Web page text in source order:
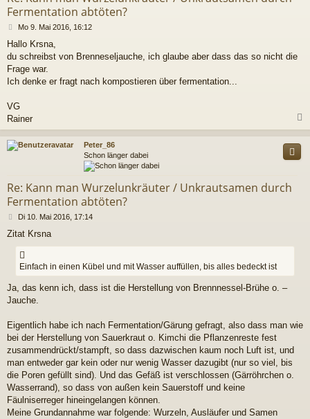
Fermentation abtöten?
B
i
t
r
a
Mo 9. Mai 2016, 16:12
Hallo Krsna,
du schreibst von Brenneseljauche, ich glaube aber dass das so nicht die
Frage war.
Ich denke er fragt nach kompostieren über fermentation...
VG
Rainer
a
Peter_86
Schon länger dabei
Re: Kann man Wurzelunkräuter / Unkrautsamen durch
Fermentation abtöten?
B
i
g
Di 10. Mai 2016, 17:14
Zitat Krsna
Einfach in einen Kübel und mit Wasser auffüllen, bis alles bedeckt ist
Ja, das kenn ich, dass ist die Herstellung von Brennnessel-Brühe o. –
Jauche.
Eigentlich habe ich nach Fermentation/Gärung gefragt, also dass man wie
bei der Herstellung von Sauerkraut o. Kimchi die Pflanzenreste fest
zusammendrückt/stampft, so dass dazwischen kaum noch Luft ist, und
man entweder gar kein oder nur wenig Wasser dazugibt (nur so viel, bis
die Poren gefüllt sind). Und das Gefäß ist verschlossen (Gärröhrchen o.
Wasserrand), so dass von außen kein Sauerstoff und keine
Fäulniserreger hineingelangen können.
Meine Grundannahme war folgende: Wurzeln, Ausläufer und Samen